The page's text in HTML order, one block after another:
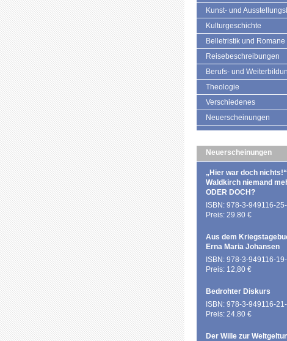
Kunst- und
Kulturgeschichte
Belletristik und Romane
Reisebeschreibungen
Berufs- und
Theologie
Verschiedenes
Neuerscheinungen
Neuerscheinungen
„Hier war doch
Waldkirch niemand
ODER DOCH?
ISBN: 978-3-949116-
Preis: 29.80 €
Aus dem
Erna Maria Johansen
ISBN: 978-3-949116-
Preis: 12,80 €
Bedrohter Diskurs
ISBN: 978-3-949116-
Preis: 24.80 €
Der Wille zur